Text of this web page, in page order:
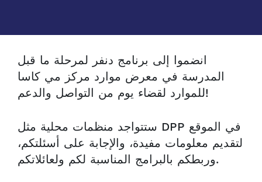
انضموا إلى برنامج دنفر لمرحلة ما قبل
المدرسة في معرض موارد مركز مي كاسا
للموارد لقضاء يوم من التواصل والدعم!
ستتواجد منظمات محلية مثل DPP في الموقع
لتقديم معلومات مفيدة، والإجابة على أسئلتكم،
وربطكم بالبرامج المناسبة لكم ولعائلاتكم.